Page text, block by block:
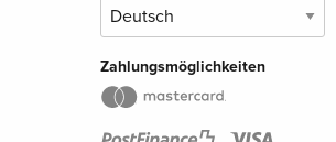
Zahlungsmöglichkeiten